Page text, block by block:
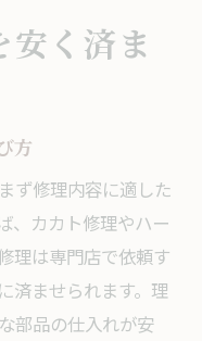
く済ま
方
ず修理内容に適した
、カカト修理やハー
理は専門店で依頼す
済ませられます。理
部品の仕入れが安